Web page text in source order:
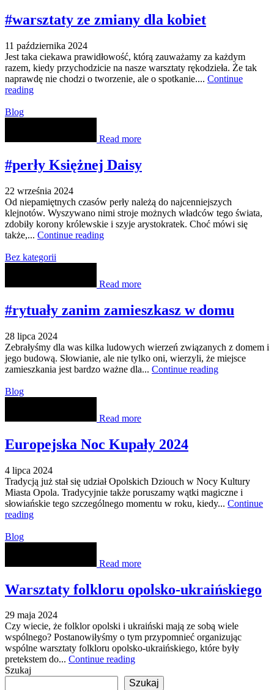
#warsztaty ze zmiany dla kobiet
11 października 2024
Jest taka ciekawa prawidłowość, którą zauważamy za każdym
razem, kiedy przychodzicie na nasze warsztaty rękodzieła. Że tak
naprawdę nie chodzi o tworzenie, ale o spotkanie.... Continue
reading
Blog
Read more
#perły Księżnej Daisy
22 września 2024
Od niepamiętnych czasów perły należą do najcenniejszych
klejnotów. Wyszywano nimi stroje możnych władców tego świata,
zdobiły korony królewskie i szyje arystokratek. Choć mówi się
także,... Continue reading
Bez kategorii
Read more
#rytuały zanim zamieszkasz w domu
28 lipca 2024
Zebrałyśmy dla was kilka ludowych wierzeń związanych z domem i
jego budową. Słowianie, ale nie tylko oni, wierzyli, że miejsce
zamieszkania jest bardzo ważne dla... Continue reading
Blog
Read more
Europejska Noc Kupały 2024
4 lipca 2024
Tradycją już stał się udział Opolskich Dziouch w Nocy Kultury
Miasta Opola. Tradycyjnie także poruszamy wątki magiczne i
słowiańskie tego szczególnego momentu w roku, kiedy... Continue
reading
Blog
Read more
Warsztaty folkloru opolsko-ukraińskiego
29 maja 2024
Czy wiecie, że folklor opolski i ukraiński mają ze sobą wiele
wspólnego? Postanowiłyśmy o tym przypomnieć organizując
wspólne warsztaty folkloru opolsko-ukraińskiego, które były
pretekstem do... Continue reading
Szukaj
Szukaj